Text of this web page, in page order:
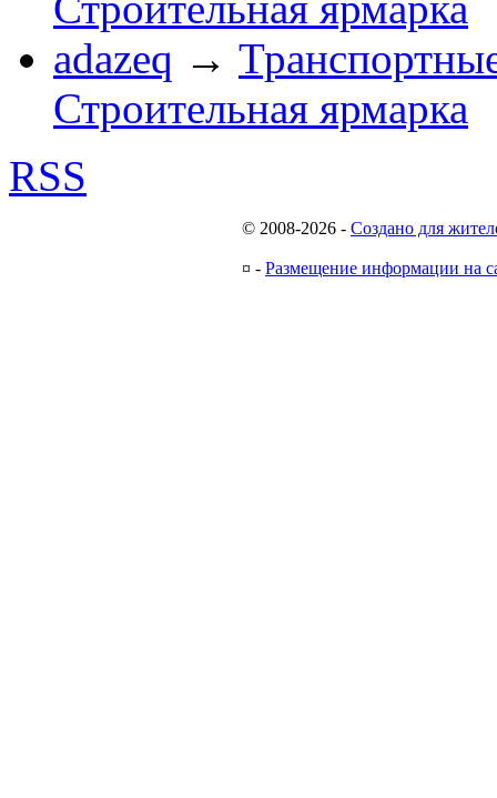
adazeq →
Строительная ярмарка
RSS
© 2008-2026 - Создано для
¤ - Размещение информации на